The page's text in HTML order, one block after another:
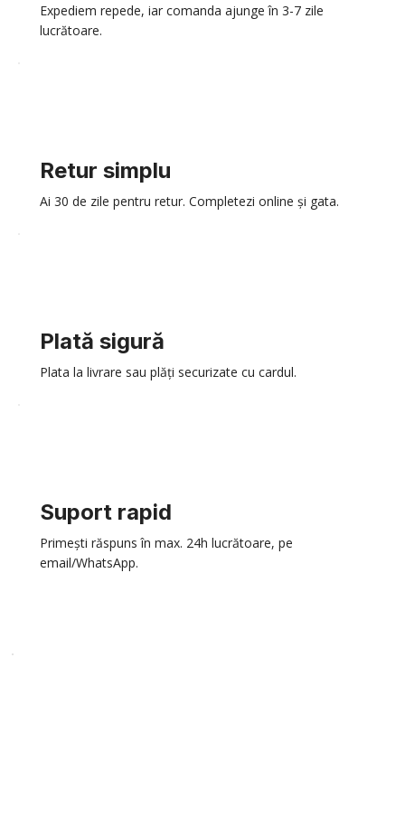
Expediem repede, iar comanda ajunge în 3-7 zile
lucrătoare.
Retur simplu
Ai 30 de zile pentru retur. Completezi online și gata.
Plată sigură
Plata la livrare sau plăți securizate cu cardul.
Suport rapid
Primești răspuns în max. 24h lucrătoare, pe
email/WhatsApp.